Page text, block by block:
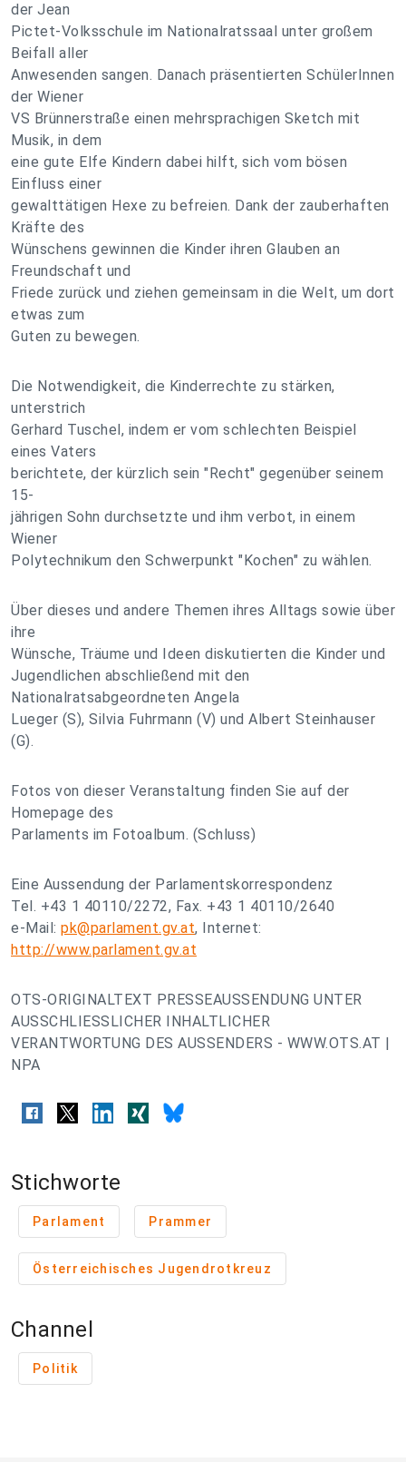
der Jean
Pictet-Volksschule im Nationalratssaal unter großem
Beifall aller
Anwesenden sangen. Danach präsentierten SchülerInnen
der Wiener
VS Brünnerstraße einen mehrsprachigen Sketch mit
Musik, in dem
eine gute Elfe Kindern dabei hilft, sich vom bösen
Einfluss einer
gewalttätigen Hexe zu befreien. Dank der zauberhaften
Kräfte des
Wünschens gewinnen die Kinder ihren Glauben an
Freundschaft und
Friede zurück und ziehen gemeinsam in die Welt, um dort
etwas zum
Guten zu bewegen.
Die Notwendigkeit, die Kinderrechte zu stärken,
unterstrich
Gerhard Tuschel, indem er vom schlechten Beispiel
eines Vaters
berichtete, der kürzlich sein "Recht" gegenüber seinem
15-
jährigen Sohn durchsetzte und ihm verbot, in einem
Wiener
Polytechnikum den Schwerpunkt "Kochen" zu wählen.
Über dieses und andere Themen ihres Alltags sowie über
ihre
Wünsche, Träume und Ideen diskutierten die Kinder und
Jugendlichen abschließend mit den
Nationalratsabgeordneten Angela
Lueger (S), Silvia Fuhrmann (V) und Albert Steinhauser
(G).
Fotos von dieser Veranstaltung finden Sie auf der
Homepage des
Parlaments im Fotoalbum. (Schluss)
Eine Aussendung der Parlamentskorrespondenz
Tel. +43 1 40110/2272, Fax. +43 1 40110/2640
e-Mail: pk@parlament.gv.at, Internet:
http://www.parlament.gv.at
OTS-ORIGINALTEXT PRESSEAUSSENDUNG UNTER
AUSSCHLIESSLICHER INHALTLICHER
VERANTWORTUNG DES AUSSENDERS - WWW.OTS.AT |
NPA
Stichworte
Parlament Prammer
Österreichisches Jugendrotkreuz
Channel
Politik